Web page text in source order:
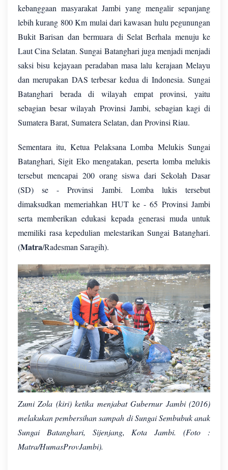
kebanggaan masyarakat Jambi yang mengalir sepanjang
lebih kurang 800 Km mulai dari kawasan hulu pegunungan
Bukit Barisan dan bermuara di Selat Berhala menuju ke
Laut Cina Selatan. Sungai Batanghari juga menjadi menjadi
saksi bisu kejayaan peradaban masa lalu kerajaan Melayu
dan merupakan DAS terbesar kedua di Indonesia. Sungai
Batanghari berada di wilayah empat provinsi, yaitu
sebagian besar wilayah Provinsi Jambi, sebagian kagi di
Sumatera Barat, Sumatera Selatan, dan Provinsi Riau.
Sementara itu, Ketua Pelaksana Lomba Melukis Sungai
Batanghari, Sigit Eko mengatakan, peserta lomba melukis
tersebut mencapai 200 orang siswa dari Sekolah Dasar
(SD) se - Provinsi Jambi. Lomba lukis tersebut
dimaksudkan memeriahkan HUT ke - 65 Provinsi Jambi
serta memberikan edukasi kepada generasi muda untuk
memiliki rasa kepedulian melestarikan Sungai Batanghari.
(Matra/Radesman Saragih).
Zumi Zola (kiri) ketika menjabat Gubernur Jambi (2016)
melakukan pembersihan sampah di Sungai Sembubuk anak
Sungai Batanghari, Sijenjang, Kota Jambi. (Foto :
Matra/HumasProvJambi).